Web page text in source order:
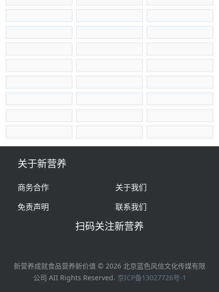
关于新营养
商务合作
关于我们
免责声明
联系我们
扫码关注新营养
新营养成就食品营养新价值 © 2026 北京蓝色风信文化传媒有限
公司 AII Rights Reserved. 京ICP备13027726号-1